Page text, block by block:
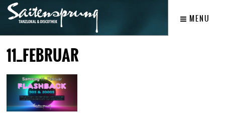
MENU
11_FEBRUAR